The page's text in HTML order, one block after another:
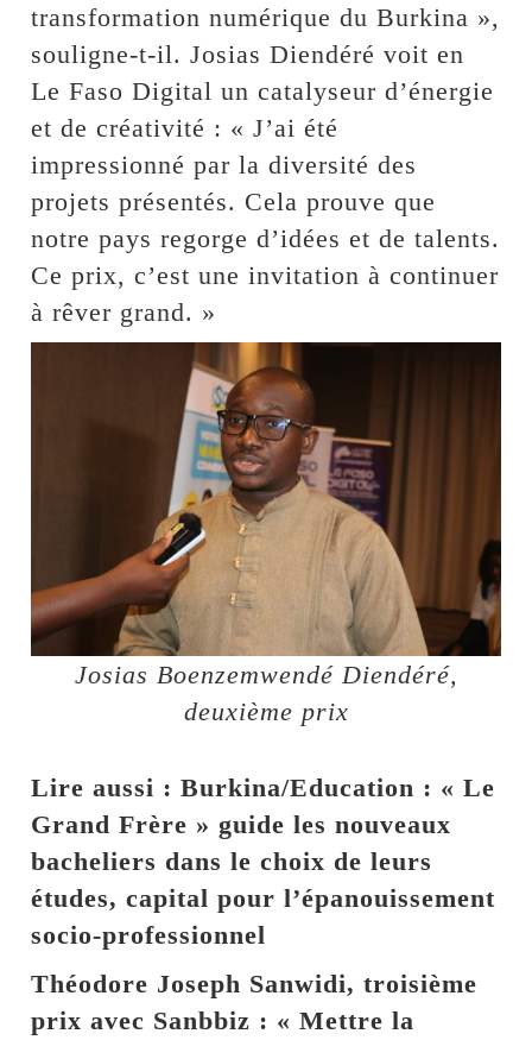
transformation numérique du Burkina »,
souligne-t-il. Josias Diendéré voit en
Le Faso Digital un catalyseur d’énergie
et de créativité : « J’ai été
impressionné par la diversité des
projets présentés. Cela prouve que
notre pays regorge d’idées et de talents.
Ce prix, c’est une invitation à continuer
à rêver grand. »
Josias Boenzemwendé Diendéré,
deuxième prix
Lire aussi : Burkina/Education : « Le
Grand Frère » guide les nouveaux
bacheliers dans le choix de leurs
études, capital pour l’épanouissement
socio-professionnel
Théodore Joseph Sanwidi, troisième
prix avec Sanbbiz : « Mettre la